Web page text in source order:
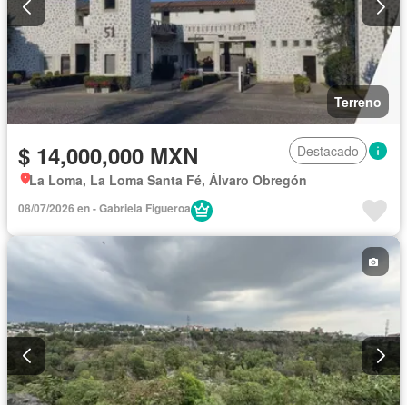
Terreno
$ 14,000,000 MXN
Destacado
La Loma, La Loma Santa Fé, Álvaro Obregón
08/07/2026 en - Gabriela Figueroa